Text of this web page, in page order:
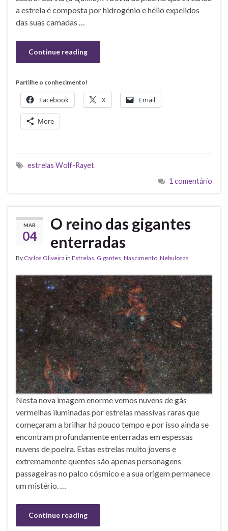
a estrela é composta por hidrogénio e hélio expelidos
das suas camadas …
Continue reading
Partilhe o conhecimento!
Facebook X Email
More
estrelas Wolf-Rayet
1 comentário
MAR
04
O reino das gigantes
enterradas
By Carlos Oliveira in Estrelas, Gigantes, Nascimento, Nebulosas
Nesta nova imagem enorme vemos nuvens de gás
vermelhas iluminadas por estrelas massivas raras que
começaram a brilhar há pouco tempo e por isso ainda se
encontram profundamente enterradas em espessas
nuvens de poeira. Estas estrelas muito jovens e
extremamente quentes são apenas personagens
passageiras no palco cósmico e a sua origem permanece
um mistério. …
Continue reading